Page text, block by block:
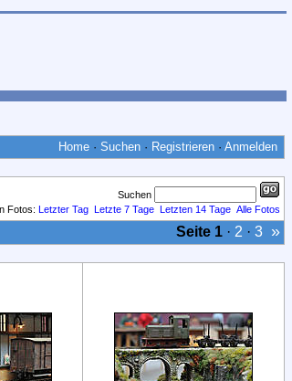
Home · Suchen · Registrieren · Anmelden
Suchen
Fotos: Letzter Tag Letzte 7 Tage Letzten 14 Tage Alle Fotos
Seite 1 · 2 · 3 »